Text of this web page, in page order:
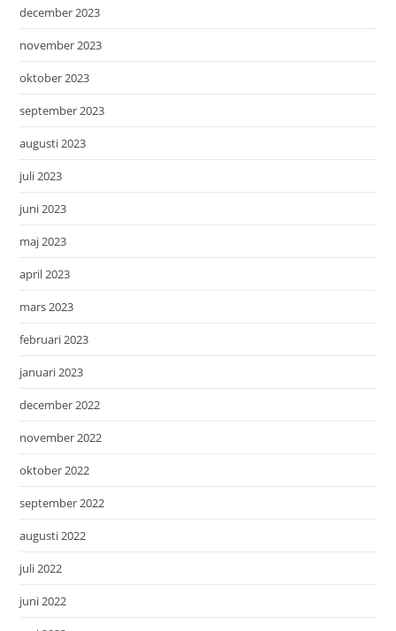
december 2023
november 2023
oktober 2023
september 2023
augusti 2023
juli 2023
juni 2023
maj 2023
april 2023
mars 2023
februari 2023
januari 2023
december 2022
november 2022
oktober 2022
september 2022
augusti 2022
juli 2022
juni 2022